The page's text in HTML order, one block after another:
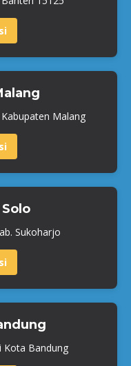
Malang
Sukoharjo
Kota Bandung